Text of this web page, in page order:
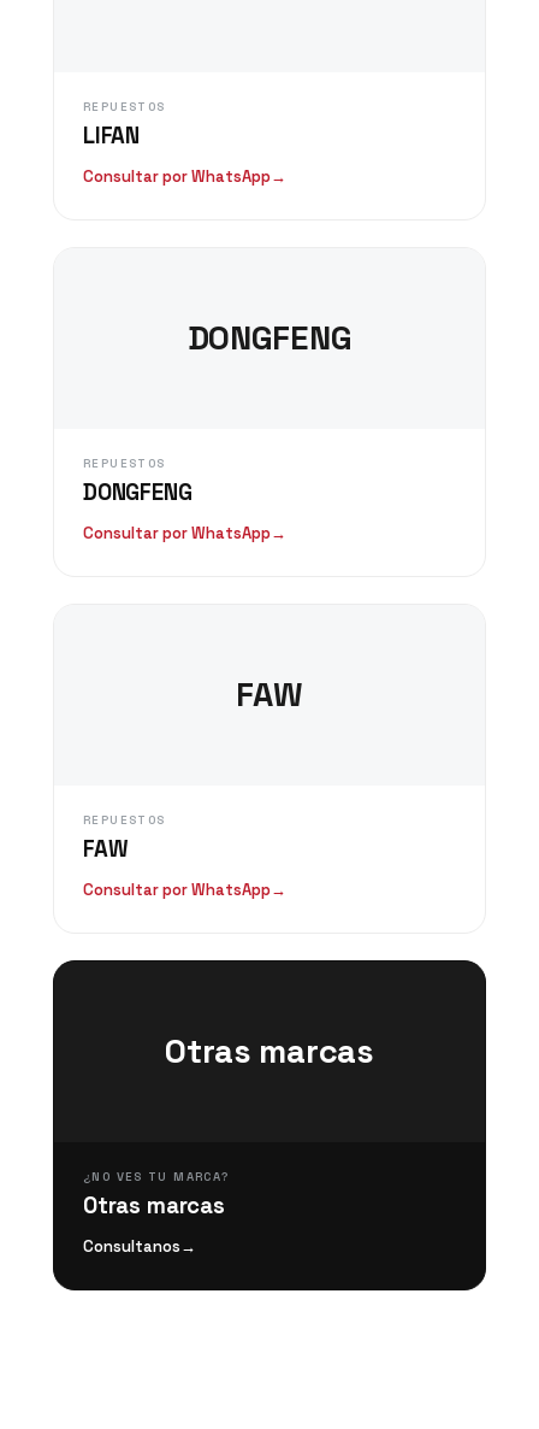
REPUESTOS
LIFAN
Consultar por WhatsApp→
DONGFENG
REPUESTOS
DONGFENG
Consultar por WhatsApp→
FAW
REPUESTOS
FAW
Consultar por WhatsApp→
Otras marcas
¿NO VES TU MARCA?
Otras marcas
Consultanos→